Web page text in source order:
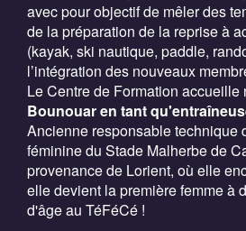
avec pour objectif de mêler des
de la préparation de la reprise à
(kayak, ski nautique, paddle,
l’intégration des nouveaux
Le Centre de Formation accueille
Bounouar en tant
Ancienne responsable technique
féminine du Stade Malherbe de
provenance de Lorient, où elle
elle devient la première femme à
d'âge au TéFéCé !